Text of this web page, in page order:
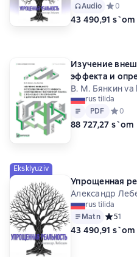
Audio
0
43 490,91 s`om
Изучение
эффекта и
с помощью
решеткой.
В. М. Бянкин va
rus tilida
Matn
PDF
PDF 0
88 727,27 s`om
Eksklyuziv
Упрощенная
Александр
rus tilida
Matn Средний
51
43 490,91 s`om